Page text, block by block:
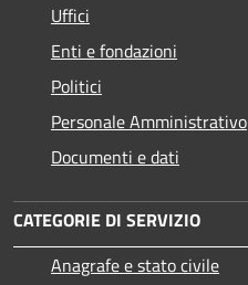
Uffici
Enti e fondazioni
Politici
Personale Amministrativo
Documenti e dati
CATEGORIE DI SERVIZIO
Anagrafe e stato civile